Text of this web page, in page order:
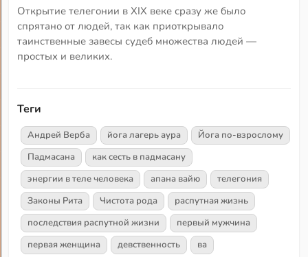
Открытие телегонии в XIX веке сразу же было
спрятано от людей, так как приоткрывало
таинственные завесы судеб множества людей —
простых и великих.
Теги
Андрей Верба йога лагерь аура
Йога по-взрослому
Падмасана
как сесть в падмасану
энергии в теле человека
апана вайю
телегония
Законы Рита
Чистота рода
распутная жизнь
последствия распутной жизни
первый мужчина
первая женщина
девственность ва